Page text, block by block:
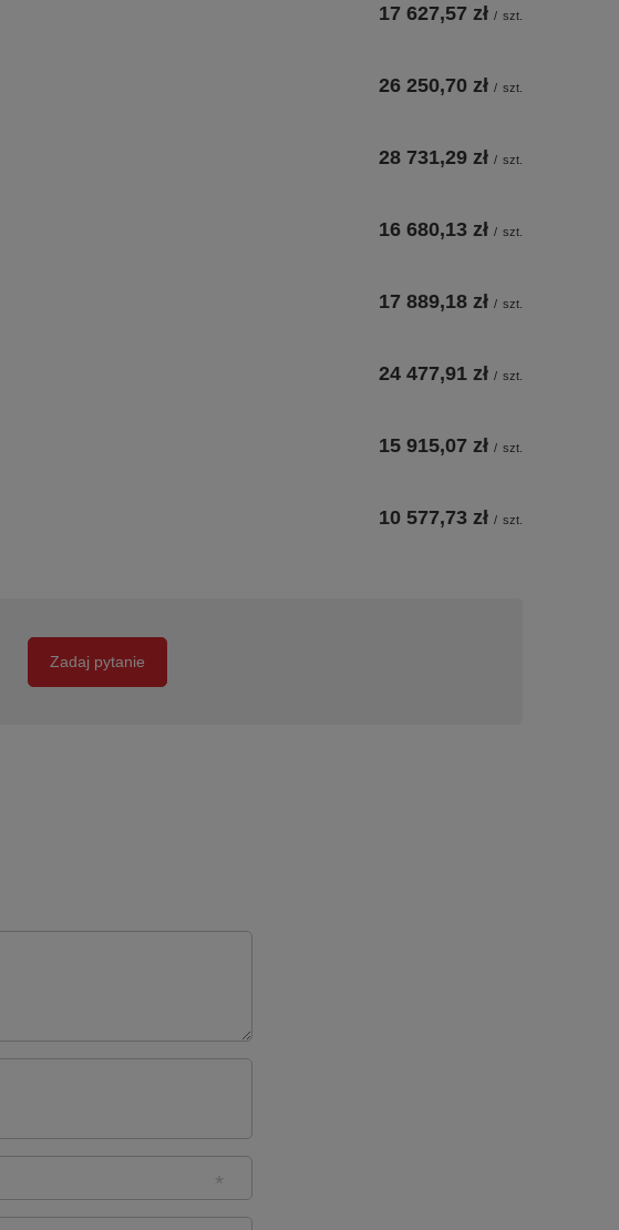
17 627,57 zł / szt.
26 250,70 zł / szt.
28 731,29 zł / szt.
16 680,13 zł / szt.
17 889,18 zł / szt.
24 477,91 zł / szt.
15 915,07 zł / szt.
10 577,73 zł / szt.
Zadaj pytanie